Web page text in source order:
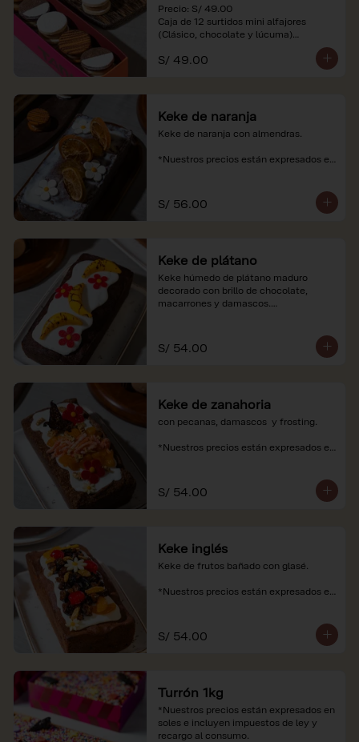
Precio: S/ 49.00
Caja de 12 surtidos mini alfajores
(Clásico, chocolate y lúcuma)
*Nuestros precios están expresados en
S/ 49.00
Keke de naranja
Keke de naranja con almendras.
*Nuestros precios están expresados en
S/ 56.00
Keke de plátano
Keke húmedo de plátano maduro
decorado con brillo de chocolate,
macarrones y damascos.
soles e incluyen impuestos de ley y
recargo al consumo.
S/ 54.00
Keke de zanahoria
con pecanas, damascos  y frosting.
*Nuestros precios están expresados en
S/ 54.00
Keke inglés
Keke de frutos bañado con glasé.
*Nuestros precios están expresados en
S/ 54.00
Turrón 1kg
*Nuestros precios están expresados en
soles e incluyen impuestos de ley y
recargo al consumo.